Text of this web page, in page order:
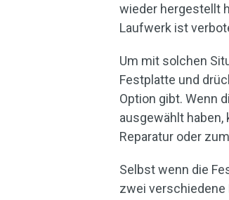
wieder hergestellt
Laufwerk ist
Um mit solchen
Festplatte und
Option gibt. Wenn
ausgewählt
Reparatur oder
Selbst wenn die
zwei verschiedene